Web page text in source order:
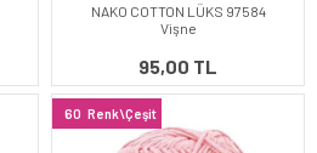
NAKO COTTON LÜKS 97584
Vişne
95,00 TL
60 Renk\Çeşit